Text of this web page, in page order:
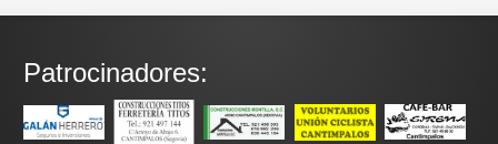
Patrocinadores: